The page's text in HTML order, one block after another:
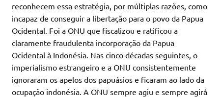
reconhecem essa estratégia, por múltiplas razões, como
incapaz de conseguir a libertação para o povo da Papua
Ocidental. Foi a ONU que fiscalizou e ratificou a
claramente fraudulenta incorporação da Papua
Ocidental à Indonésia. Nas cinco décadas seguintes, o
imperialismo estrangeiro e a ONU consistentemente
ignoraram os apelos dos papuásios e ficaram ao lado da
ocupação indonésia. A ONU sempre agiu e sempre agirá